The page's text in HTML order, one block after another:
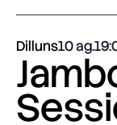
Dilluns10 ag.